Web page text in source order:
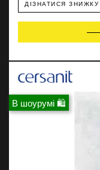
ДІЗНАТИСЯ ЗНИЖКУ
В шоурумі 🛍